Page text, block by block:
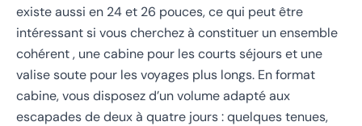
existe aussi en 24 et 26 pouces, ce qui peut être
intéressant si vous cherchez à constituer un ensemble
cohérent , une cabine pour les courts séjours et une
valise soute pour les voyages plus longs. En format
cabine, vous disposez d’un volume adapté aux
escapades de deux à quatre jours : quelques tenues,